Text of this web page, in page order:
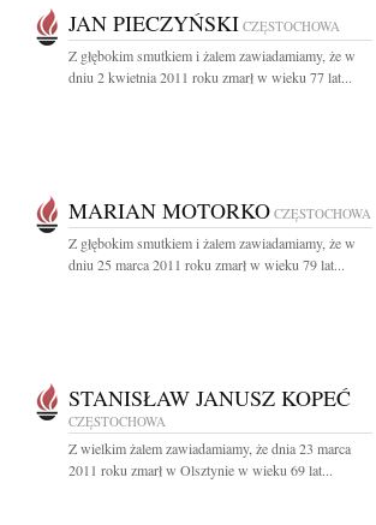
JAN PIECZYŃSKI CZĘSTOCHOWA
Z głębokim smutkiem i żalem zawiadamiamy, że w
dniu 2 kwietnia 2011 roku zmarł w wieku 77 lat...
MARIAN MOTORKO CZĘSTOCHOWA
Z głębokim smutkiem i żalem zawiadamiamy, że w
dniu 25 marca 2011 roku zmarł w wieku 79 lat...
STANISŁAW JANUSZ KOPEĆ
CZĘSTOCHOWA
Z wielkim żalem zawiadamiamy, że dnia 23 marca
2011 roku zmarł w Olsztynie w wieku 69 lat...